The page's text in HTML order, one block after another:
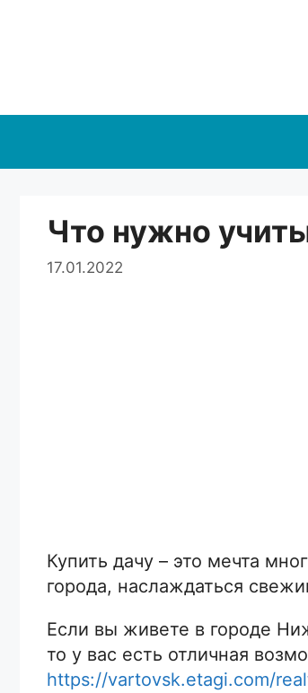
Что нужно
17.01.2022
Купить дачу – это мечта
города, наслаждаться
Если вы живете в городе
то у вас есть отличная
https://vartovsk.etagi.com/